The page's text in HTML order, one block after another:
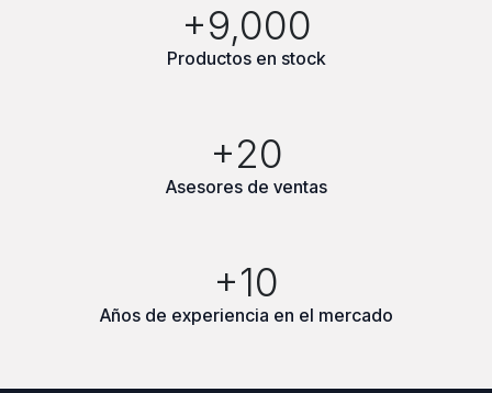
+9,000
Productos en stock
+20
Asesores de ventas
+10
Años de experiencia en el mercado